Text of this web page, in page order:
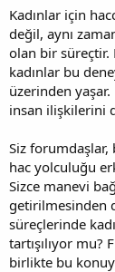
Kadınlar için
değil, aynı
olan bir süreçtir.
kadınlar bu
üzerinden
insan ilişkilerini
Siz forumdaşlar,
hac yolculuğu
Sizce manevi
getirilmesinden
süreçlerinde
tartışılıyor mu?
birlikte bu